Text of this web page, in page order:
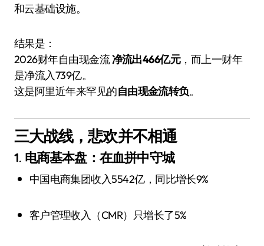
和云基础设施。
结果是：
2026财年自由现金流净流出466亿元，而上一财年
是净流入739亿。
这是阿里近年来罕见的自由现金流转负。
三大战线，悲欢并不相通
1. 电商基本盘：在血拼中守城
中国电商集团收入5542亿，同比增长9%
客户管理收入（CMR）只增长了5%